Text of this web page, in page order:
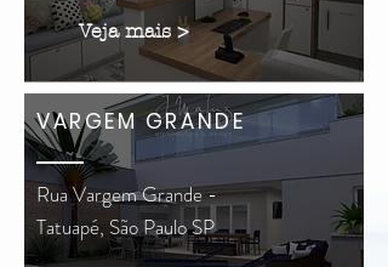
Veja mais >
VARGEM GRANDE
Rua Vargem Grande -
Tatuapé, São Paulo SP